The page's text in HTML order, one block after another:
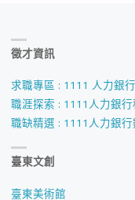
徵才資訊
求職專區 : 1111 人力銀
職涯探索 : 1111人力銀
職缺精選 : 1111人力銀
臺東文創
臺東美術館